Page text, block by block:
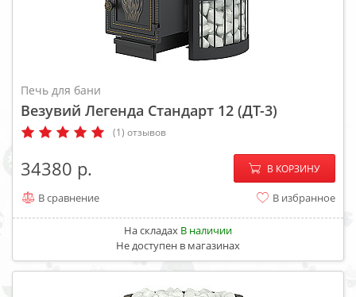
Печь для бани
Везувий Легенда Стандарт 12 (ДТ-3)
(1) отзывов
34380 − +
В КОРЗИНУ
В сравнение В избранное
На складах В наличии
Не доступен в магазинах